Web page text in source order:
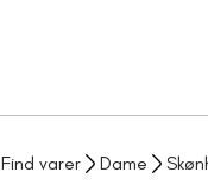
Find varer Dame